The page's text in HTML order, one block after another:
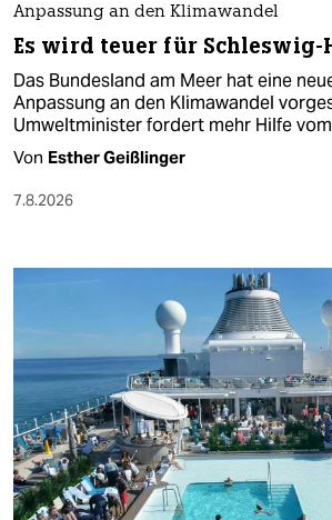
Anpassung an den Klimawandel
Es wird teuer für Schleswig-
Das Bundesland am Meer hat eine
Anpassung an den Klimawandel
Umweltminister fordert mehr Hilfe
Von Esther Geißlinger
7.8.2026